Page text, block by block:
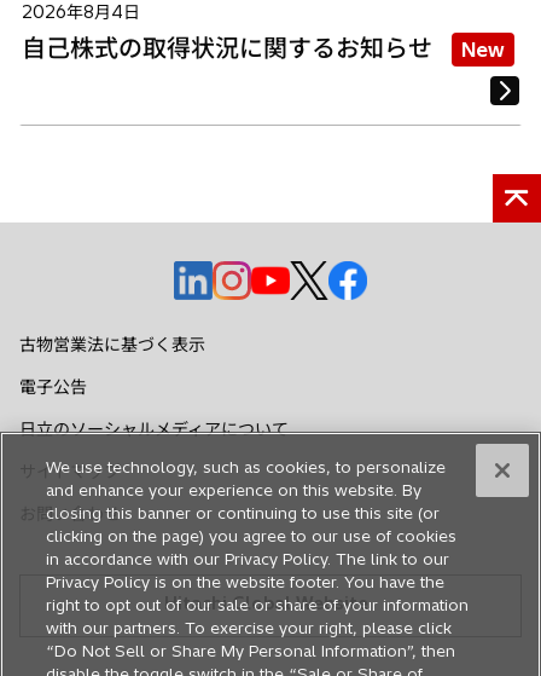
2026年8月4日
自己株式の取得状況に関するお知らせ New
新
し
で
く
新
で
く
新
し
く
新
し
く
新
く
古物営業法に基づく表示
電子公告
日立のソーシャルメディアについて
サイトマップ
お問い合わせ
Hitachi Global Website
We use technology, such as cookies, to personalize
and enhance your experience on this website. By
closing this banner or continuing to use this site (or
clicking on the page) you agree to our use of cookies
in accordance with our Privacy Policy. The link to our
Privacy Policy is on the website footer. You have the
right to opt out of our sale or share of your information
with our partners. To exercise your right, please click
“Do Not Sell or Share My Personal Information”, then